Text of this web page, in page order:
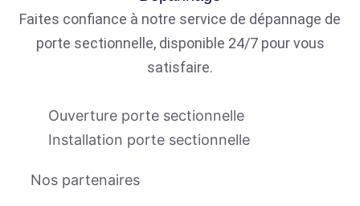
Faites confiance à notre service de dépannage de
porte sectionnelle, disponible 24/7 pour vous
satisfaire.
Ouverture porte sectionnelle
Installation porte sectionnelle
Nos partenaires